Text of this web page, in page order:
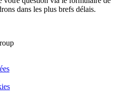
dans les plus brefs délais.